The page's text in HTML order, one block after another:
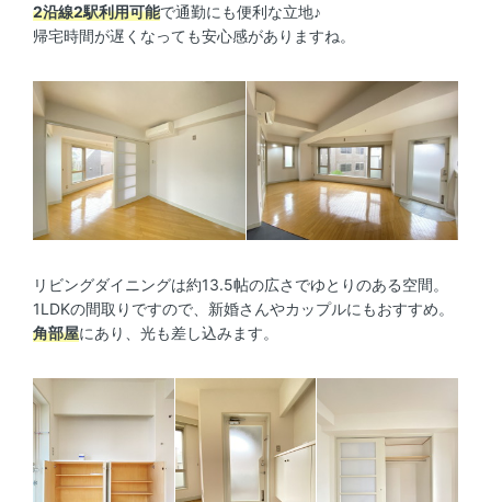
2沿線2駅利用可能で通勤にも便利な立地♪
帰宅時間が遅くなっても安心感がありますね。
リビングダイニングは約13.5帖の広さでゆとりのある空間。
1LDKの間取りですので、新婚さんやカップルにもおすすめ。
角部屋にあり、光も差し込みます。